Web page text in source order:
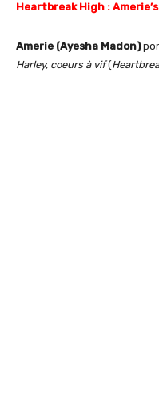
Heartbreak High :
Amerie (Ayesha Madon)
Harley, coeurs à vif(